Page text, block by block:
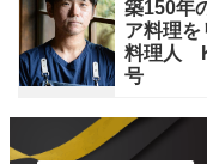
築150年
ア料理を
料理人
号